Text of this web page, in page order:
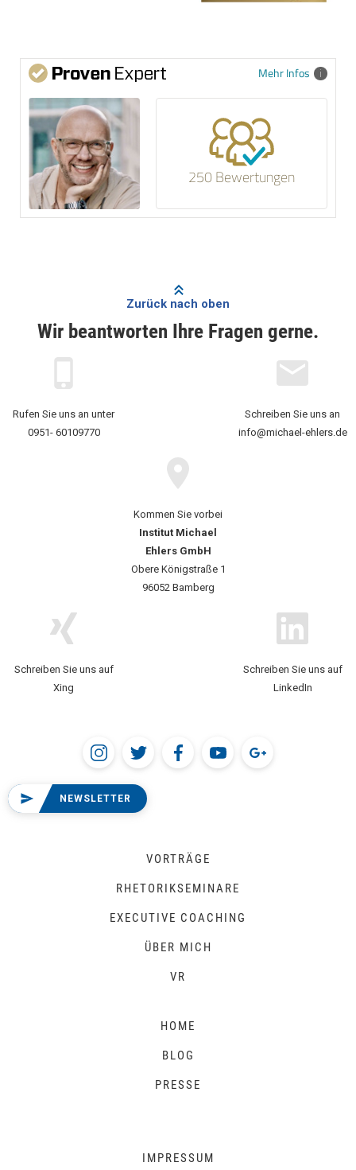
Mehr Infos
250 Bewertungen
Wir beantworten Ihre Fragen gerne.
Zurück nach oben
Rufen Sie uns an unter
0951- 60109770
Schreiben Sie uns an
info@michael-ehlers.de
Kommen Sie vorbei
Institut Michael
Ehlers GmbH
Obere Königstraße 1
96052 Bamberg
Schreiben Sie uns auf
Xing
Schreiben Sie uns auf
LinkedIn
NEWSLETTER
HOME
VORTRÄGE
RHETORIKSEMINARE
EXECUTIVE COACHING
ÜBER MICH
VR
BLOG
PRESSE
IMPRESSUM